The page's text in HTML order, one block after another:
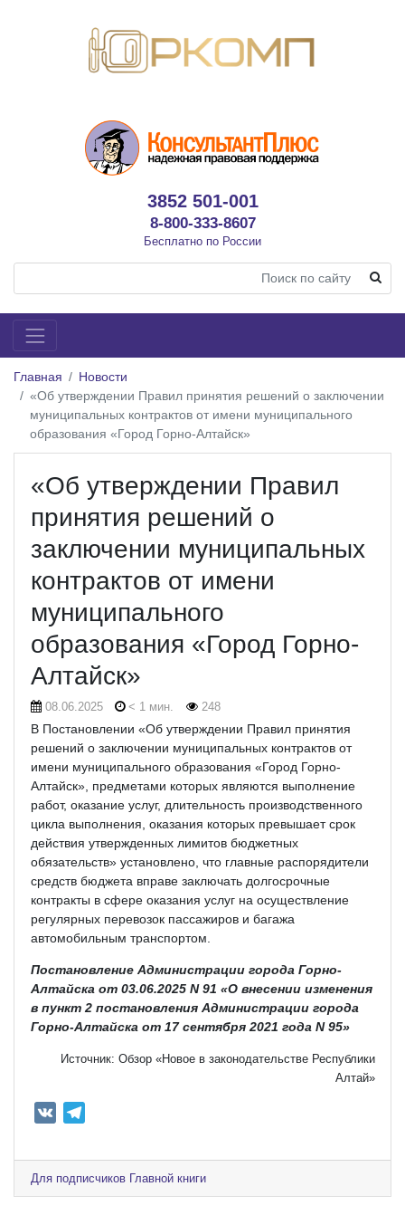
3852 501-001
8-800-333-8607
Бесплатно по России
Главная
Новости
«Об утверждении Правил принятия решений о заключении
муниципальных контрактов от имени муниципального
образования «Город Горно-Алтайск»
«Об утверждении Правил
принятия решений о
заключении муниципальных
контрактов от имени
муниципального
образования «Город Горно-
Алтайск»
08.06.2025 < 1 мин. 248
В Постановлении «Об утверждении Правил принятия
решений о заключении муниципальных контрактов от
имени муниципального образования «Город Горно-
Алтайск», предметами которых являются выполнение
работ, оказание услуг, длительность производственного
цикла выполнения, оказания которых превышает срок
действия утвержденных лимитов бюджетных
обязательств» установлено, что главные распорядители
средств бюджета вправе заключать долгосрочные
контракты в сфере оказания услуг на осуществление
регулярных перевозок пассажиров и багажа
автомобильным транспортом.
Постановление Администрации города Горно-
Алтайска от 03.06.2025 N 91 «О внесении изменения
в пункт 2 постановления Администрации города
Горно-Алтайска от 17 сентября 2021 года N 95»
Источник: Обзор «Новое в законодательстве Республики
Алтай»
e
g
Для подписчиков Главной книги